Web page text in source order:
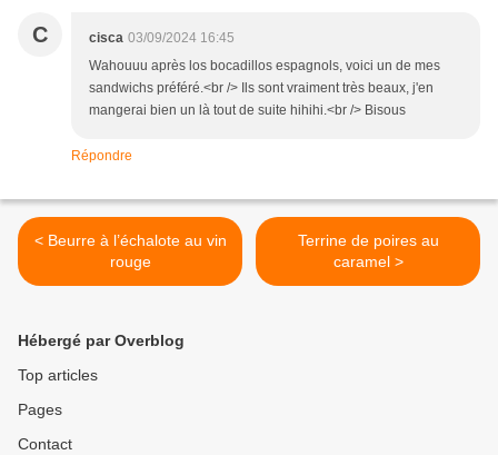
C cisca 03/09/2024 16:45
Wahouuu après los bocadillos espagnols, voici un de mes
sandwichs préféré.<br /> Ils sont vraiment très beaux, j'en
mangerai bien un là tout de suite hihihi.<br /> Bisous
Répondre
< Beurre à l’échalote au vin
rouge
Terrine de poires au
caramel >
Hébergé par Overblog
Top articles
Pages
Contact